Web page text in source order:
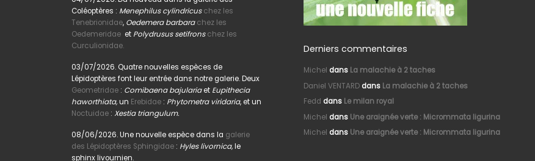
Coléoptères : Menephilus cylindricus chez les
Tenebrionidae, Oedemera barbara chez les
Oedemeridae et Polydrusus setifrons chez les
Curculionidae.
03/07/2026. Quatre nouvelles espèces de
Lépidoptères font leur entrée dans notre galerie. Deux
Geometridae : Comibaena bajulariaet Eupithecia
haworthiata,un Erebidae : Phytometra viridaria, et un
Noctuidae : Xestia triangulum.
08/06/2026. Une nouvelle espèce dans la galerie
des Lépidoptères Sphingidae : Hyles livornica,le
sphinx livournien.
Derniers commentaires
Michel dans La malachie à 2 taches
Daniel VENTARD dans La malachie à 2 taches
Fedd dans Le milan royal
Michel dans Une araignée verte : Micrommata ligurina
Michel dans Une araignée verte : Micrommata ligurina